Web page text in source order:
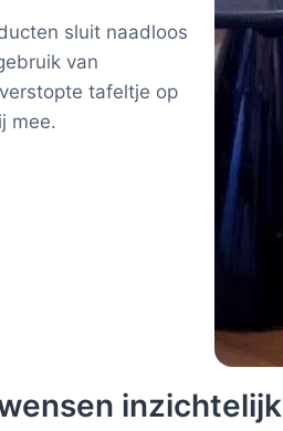
sluit naadloos
van
tafeltje op
mee.
inzichtelijk